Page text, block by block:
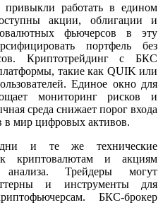
привыкли работать в едином
акции, облигации и
фьючерсов в эту
портфель без
Криптотрейдинг с БКС
такие как QUIK или
Единое окно для
мониторинг рисков и
среда снижает порог входа
в мир цифровых активов.
и те же технические
криптовалютам и акциям
анализа. Трейдеры могут
и инструменты для
БКС-брокер